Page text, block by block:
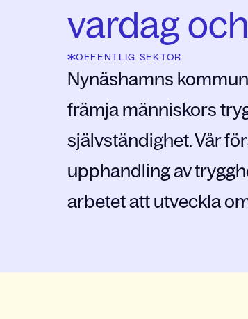
vardag
OFFENTLIG SEKTOR
Nynäshamns
främja människors
självständighet. Vår
upphandling av
arbetet att utveckla